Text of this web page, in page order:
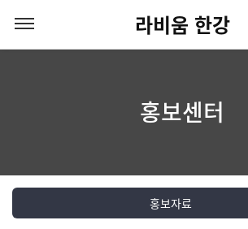
라비움 한강
홍보센터
홍보자료